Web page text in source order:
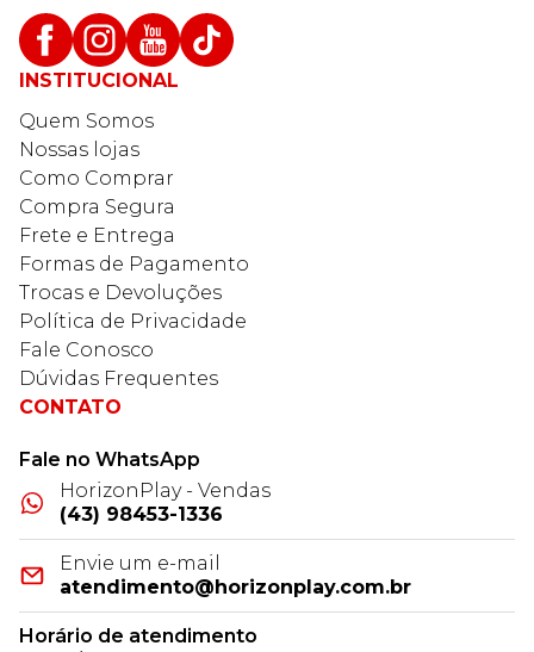
INSTITUCIONAL
Quem Somos
Nossas lojas
Como Comprar
Compra Segura
Frete e Entrega
Formas de Pagamento
Trocas e Devoluções
Política de Privacidade
Fale Conosco
Dúvidas Frequentes
CONTATO
Fale no WhatsApp
HorizonPlay - Vendas
(43) 98453-1336
Envie um e-mail
atendimento@horizonplay.com.br
Horário de atendimento